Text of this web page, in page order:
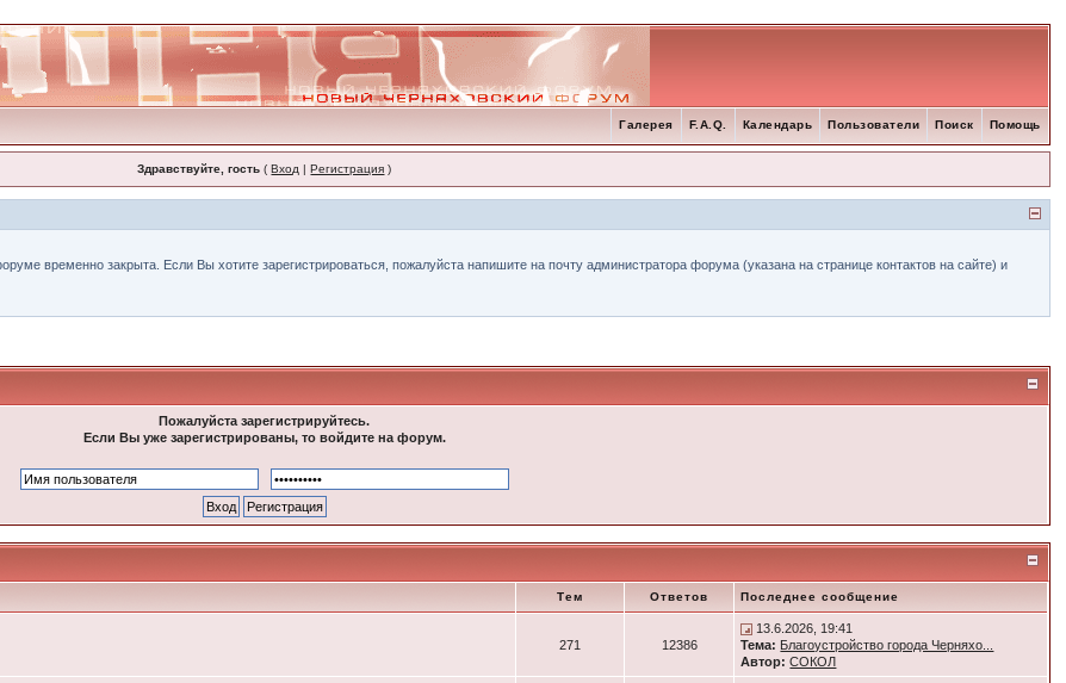
Помощь
Поиск
Пользователи
Календарь
F.A.Q.
Галерея
Здравствуйте, гость (Вход |Регистрация )
временно закрыта. Если Вы хотите зарегистрироваться, пожалуйста напишите на почту администратора форума (указана на странице контактов на сайте) и
Пожалуйста зарегистрируйтесь.
Если Вы уже зарегистрированы, то войдите на форум.
Тем Ответов Последнее сообщение
271 12386
13.6.2026, 19:41
Тема: Благоустройство города Черняхо...
Автор: СОКОЛ